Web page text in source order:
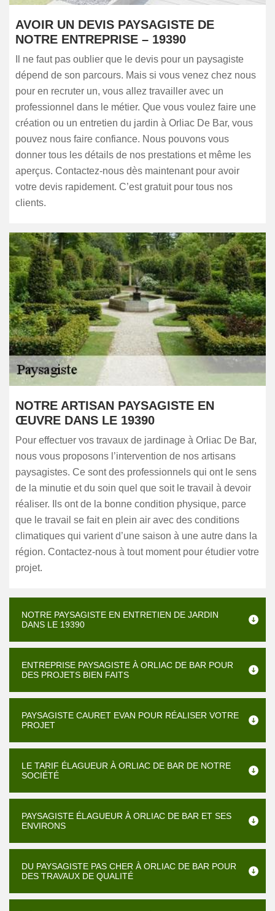
AVOIR UN DEVIS PAYSAGISTE DE
NOTRE ENTREPRISE – 19390
Il ne faut pas oublier que le devis pour un paysagiste
dépend de son parcours. Mais si vous venez chez nous
pour en recruter un, vous allez travailler avec un
professionnel dans le métier. Que vous voulez faire une
création ou un entretien du jardin à Orliac De Bar, vous
pouvez nous faire confiance. Nous pouvons vous
donner tous les détails de nos prestations et même les
aperçus. Contactez-nous dès maintenant pour avoir
votre devis rapidement. C’est gratuit pour tous nos
clients.
NOTRE ARTISAN PAYSAGISTE EN
ŒUVRE DANS LE 19390
Pour effectuer vos travaux de jardinage à Orliac De Bar,
nous vous proposons l’intervention de nos artisans
paysagistes. Ce sont des professionnels qui ont le sens
de la minutie et du soin quel que soit le travail à devoir
réaliser. Ils ont de la bonne condition physique, parce
que le travail se fait en plein air avec des conditions
climatiques qui varient d’une saison à une autre dans la
région. Contactez-nous à tout moment pour étudier votre
projet.
NOTRE PAYSAGISTE EN ENTRETIEN DE JARDIN
DANS LE 19390
ENTREPRISE PAYSAGISTE À ORLIAC DE BAR POUR
DES PROJETS BIEN FAITS
PAYSAGISTE CAURET EVAN POUR RÉALISER VOTRE
PROJET
LE TARIF ÉLAGUEUR À ORLIAC DE BAR DE NOTRE
SOCIÉTÉ
PAYSAGISTE ÉLAGUEUR À ORLIAC DE BAR ET SES
ENVIRONS
DU PAYSAGISTE PAS CHER À ORLIAC DE BAR POUR
DES TRAVAUX DE QUALITÉ